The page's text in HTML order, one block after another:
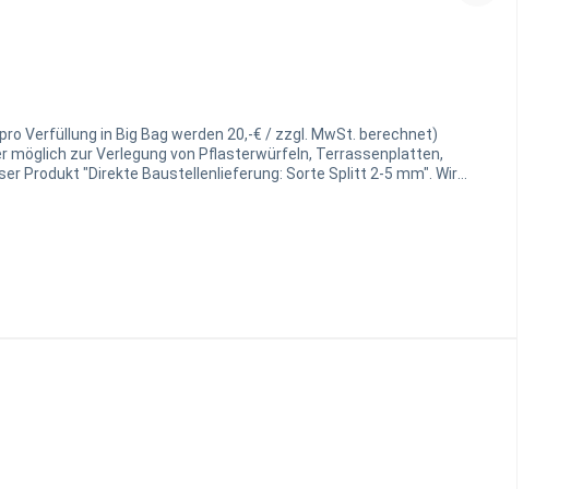
Produkt "Direkte Baustellenlieferung: Sorte Splitt 2-5 mm". Wir